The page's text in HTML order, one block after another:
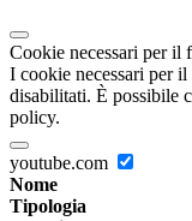
Cookie necessari per il
I cookie necessari per
disabilitati. È possibile
policy.
youtube.com
Nome
Tipologia